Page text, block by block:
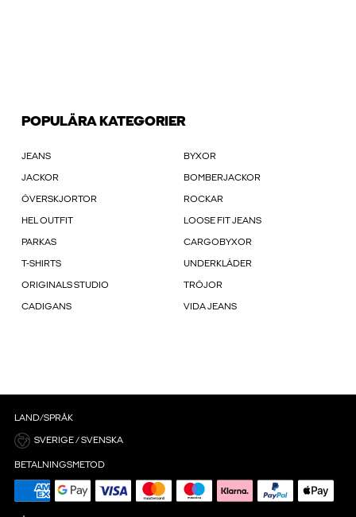
POPULÄRA KATEGORIER
JEANS BYXOR
JACKOR BOMBERJACKOR
ÖVERSKJORTOR ROCKAR
HEL OUTFIT LOOSE FIT JEANS
PARKAS CARGOBYXOR
T-SHIRTS UNDERKLÄDER
ORIGINALS STUDIO TRÖJOR
CADIGANS VIDA JEANS
LAND/SPRÅK
SVERIGE / SVENSKA
BETALNINGSMETOD